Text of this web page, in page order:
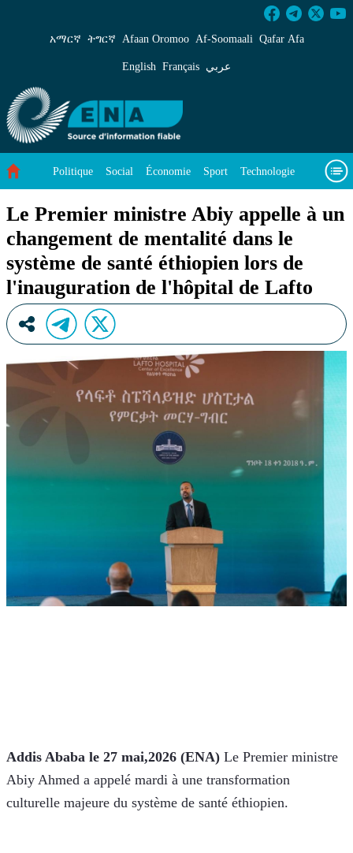
Le Premier ministre Abiy appelle à un
አማርኛ ትግርኛ Afaan Oromoo Af‑Soomaali Qafar Afa
English Français عربي
Politique Social Économie Sport Technologie
Le Premier ministre Abiy appelle à un
changement de mentalité dans le
système de santé éthiopien lors de
l'inauguration de l'hôpital de Lafto
Addis Ababa le 27 mai,2026 (ENA) Le Premier ministre
Abiy Ahmed a appelé mardi à une transformation
culturelle majeure du système de santé éthiopien.